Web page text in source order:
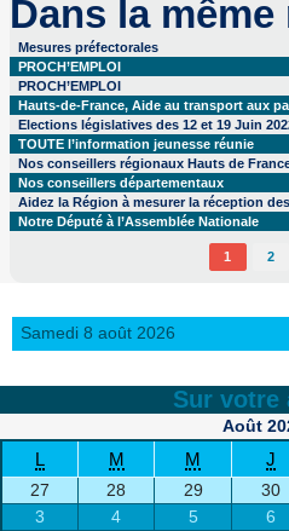
Dans la
Mesures préfectorales
PROCH’EMPLOI
PROCH’EMPLOI
Hauts-de-France, Aide au transport aux
Elections législatives des 12 et 19 Juin
TOUTE l’information jeunesse réunie
Nos conseillers régionaux Hauts de
Nos conseillers départementaux
Aidez la Région à mesurer la réception
Notre Député à l’Assemblée Nationale
1 2
Samedi 8 août 2026
Sur votre
Août
L M M J
27 28 29 30
3
4 5 6